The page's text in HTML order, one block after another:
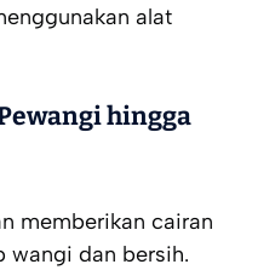
alat
hingga
memberikan cairan
wangi dan bersih.